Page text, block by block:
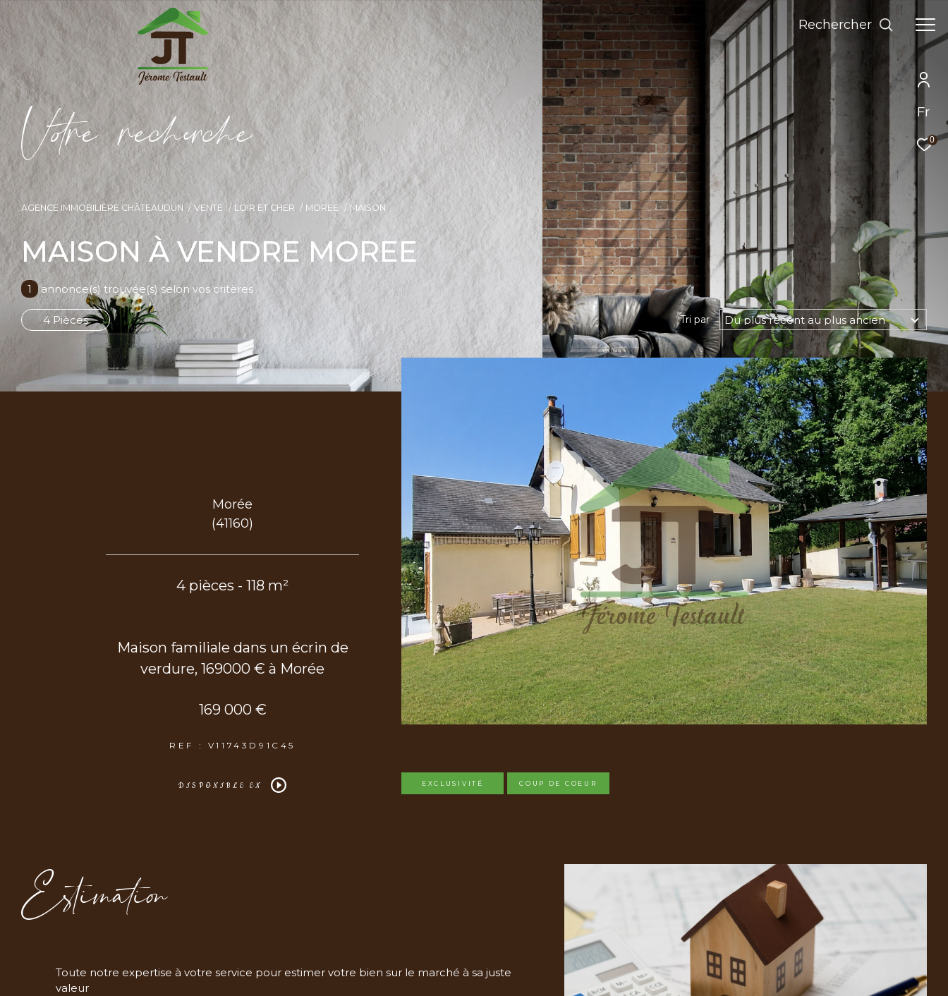
Fr
0
Rechercher
Vore recece
AGENCE IMMOBILIÈRE CHÂTEAUDUN VENTE LOIR ET CHER MOREE MAISON
MAISON À VENDRE MOREE
1 annonce(s) trouvée(s) selon vos critères
4 Pièces Tri par Du plus récent au plus ancien
Morée
(41160)
4 pièces - 118 m²
Maison familiale dans un écrin de
verdure, 169000 € à Morée
169 000 €
REF : V11743D91C45
DISPONIBLE EN EXCLUSIVITÉ COUP DE COEUR
Estimation
Toute notre expertise à votre service pour estimer votre bien sur le marché à sa juste
valeur